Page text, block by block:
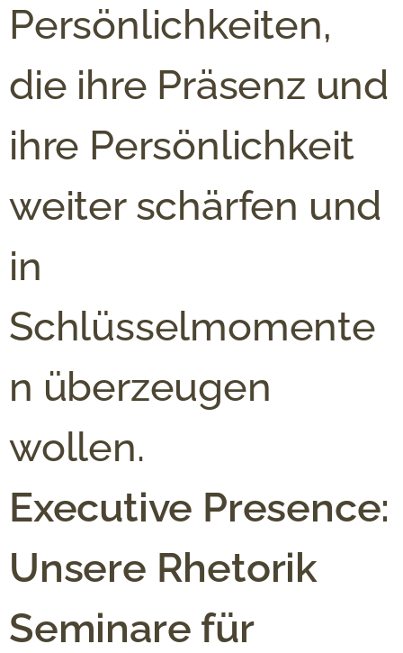
Persönlichkeiten,
die ihre Präsenz und
ihre Persönlichkeit
weiter schärfen und
in
Schlüsselmomente
n überzeugen
wollen.
Executive Presence:
Unsere Rhetorik
Seminare für